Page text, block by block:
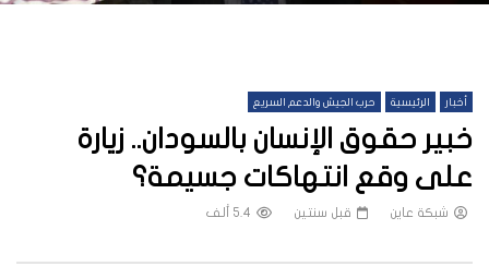
أخبار الرئيسية حرب الجيش والدعم السريع
خبير حقوق الإنسان بالسودان.. زيارة
على وقع انتهاكات جسيمة؟
شبكة عاين قبل سنتين 5.4 ألف